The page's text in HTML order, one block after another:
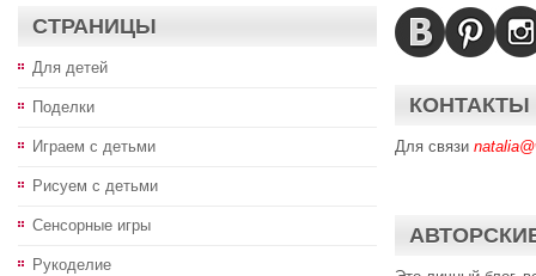
СТРАНИЦЫ
Для детей
Поделки
Играем с детьми
Рисуем с детьми
Сенсорные игры
Рукоделие
КОНТАКТЫ
Для связи